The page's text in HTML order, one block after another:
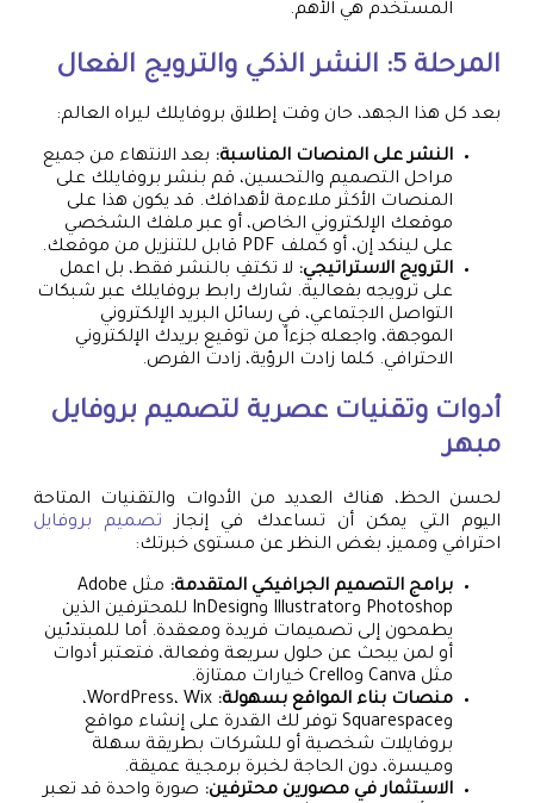
المستخدم هي الأهم.
المرحلة 5: النشر الذكي والترويج الفعال
بعد كل هذا الجهد، حان وقت إطلاق بروفايلك ليراه العالم:
النشر على المنصات المناسبة: بعد الانتهاء من جميع
مراحل التصميم والتحسين، قم بنشر بروفايلك على
المنصات الأكثر ملاءمة لأهدافك. قد يكون هذا على
موقعك الإلكتروني الخاص، أو عبر ملفك الشخصي
على لينكد إن، أو كملف PDF قابل للتنزيل من موقعك.
الترويج الاستراتيجي: لا تكتفِ بالنشر فقط، بل اعمل
على ترويجه بفعالية. شارك رابط بروفايلك عبر شبكات
التواصل الاجتماعي، في رسائل البريد الإلكتروني
الموجهة، واجعله جزءاً من توقيع بريدك الإلكتروني
الاحترافي. كلما زادت الرؤية، زادت الفرص.
أدوات وتقنيات عصرية لتصميم بروفايل
مبهر
لحسن الحظ، هناك العديد من الأدوات والتقنيات المتاحة
اليوم التي يمكن أن تساعدك في إنجاز تصميم بروفايل
احترافي ومميز، بغض النظر عن مستوى خبرتك:
برامج التصميم الجرافيكي المتقدمة:
مثل Adobe
Photoshop وIllustrator وInDesign للمحترفين الذين
يطمحون إلى تصميمات فريدة ومعقدة. أما للمبتدئين
أو لمن يبحث عن حلول سريعة وفعالة، فتعتبر أدوات
مثل Canva وCrello خيارات ممتازة.
منصات بناء المواقع بسهولة:
WordPress، Wix،
وSquarespace توفر لك القدرة على إنشاء مواقع
بروفايلات شخصية أو للشركات بطريقة سهلة
وميسرة، دون الحاجة لخبرة برمجية عميقة.
الاستثمار في مصورين محترفين: صورة واحدة قد تعبر